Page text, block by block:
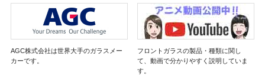
AGC株式会社は世界大手のガラスメー
カーです。
フロントガラスの製品・種類に関し
て、動画で分かりやすく説明していま
す。